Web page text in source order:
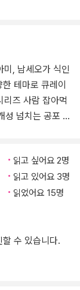
순간, 문득 내 머
잠시 후, 자판기에
.
정신이 나갈 지경
캔커피를 하나
대한 분노가 폭
폐 투입구에서 천
세오가 식인
아먹
성 넘치는 공포 괴
품집으로 꾸준히
’이다. 『출근은 했
광원을 먹고 자
은 것으로, 지하
니라 시공간을 초
운 장르의 작품들
읽고 싶어요 2명
읽고 있어요 3명
읽었어요 15명
수 있습니다.